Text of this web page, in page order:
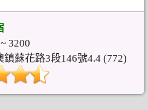
3200
鎮蘇花路3段146號4.4 (772)